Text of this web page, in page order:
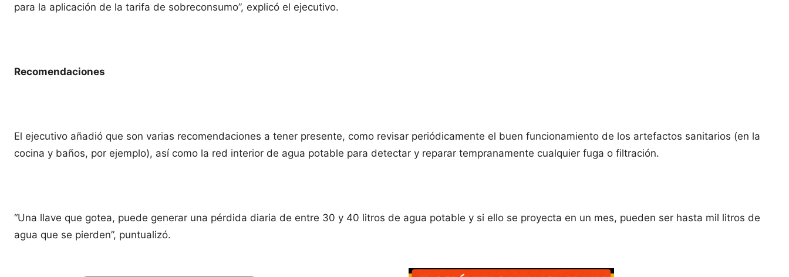
para la aplicación de la tarifa de sobreconsumo”, explicó el ejecutivo.
Recomendaciones
El ejecutivo añadió que son varias recomendaciones a tener presente, como revisar periódicamente el buen funcionamiento de los artefactos sanitarios (en la
cocina y baños, por ejemplo), así como la red interior de agua potable para detectar y reparar tempranamente cualquier fuga o filtración.
“Una llave que gotea, puede generar una pérdida diaria de entre 30 y 40 litros de agua potable y si ello se proyecta en un mes, pueden ser hasta mil litros de
agua que se pierden”, puntualizó.